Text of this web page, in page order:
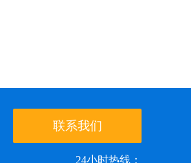
联系我们
24小时热线：